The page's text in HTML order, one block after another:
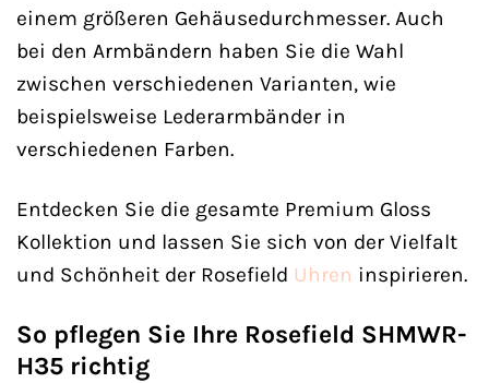
einem größeren Gehäusedurchmesser. Auch
bei den Armbändern haben Sie die Wahl
zwischen verschiedenen Varianten, wie
beispielsweise Lederarmbänder in
verschiedenen Farben.
Entdecken Sie die gesamte Premium Gloss
Kollektion und lassen Sie sich von der Vielfalt
und Schönheit der Rosefield Uhren inspirieren.
So pflegen Sie Ihre Rosefield SHMWR-
H35 richtig